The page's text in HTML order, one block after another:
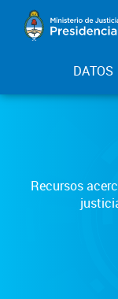
DATOS
Recursos